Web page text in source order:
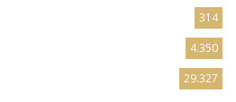
314
4.350
29.327